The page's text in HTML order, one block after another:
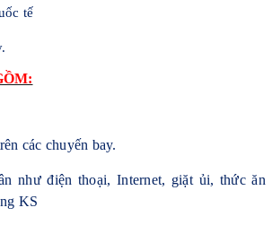
tế
các chuyến bay.
như điện thoại, Internet, giặt ủi, thức ăn
KS